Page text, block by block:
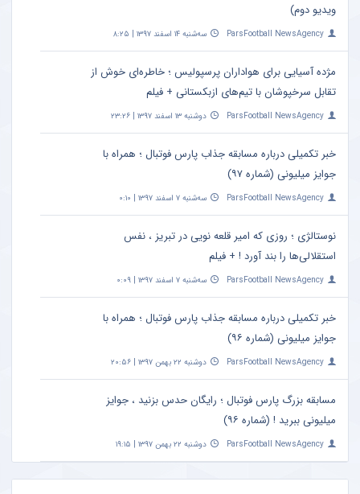
ویدیو دوم)
ParsFootball NewsAgency سه‌شنبه ۱۴ اسفند ۱۳۹۷ | ۸:۲۵
مژده آسیایی برای هواداران پرسپولیس ؛ خاطره‌ای خوش از
تقابل سرخپوشان با تیم‌های ازبکستانی + فیلم
ParsFootball NewsAgency دوشنبه ۱۳ اسفند ۱۳۹۷ | ۲۳:۲۶
خبر تکمیلی درباره مسابقه جذاب پارس فوتبال ؛ همراه با
جوایز میلیونی (شماره ۹۷)
ParsFootball NewsAgency سه‌شنبه ۷ اسفند ۱۳۹۷ | ۰:۱۰
نوستالژی ؛ روزی که امیر قلعه نویی در تبریز ، نفس
استقلالی‌ها را بند آورد ! + فیلم
ParsFootball NewsAgency سه‌شنبه ۷ اسفند ۱۳۹۷ | ۰:۰۹
خبر تکمیلی درباره مسابقه جذاب پارس فوتبال ؛ همراه با
جوایز میلیونی (شماره ۹۶)
ParsFootball NewsAgency دوشنبه ۲۲ بهمن ۱۳۹۷ | ۲۰:۵۶
مسابقه بزرگ پارس فوتبال ؛ رایگان حدس بزنید ، جوایز
میلیونی ببرید ! (شماره ۹۶)
ParsFootball NewsAgency دوشنبه ۲۲ بهمن ۱۳۹۷ | ۱۹:۱۵